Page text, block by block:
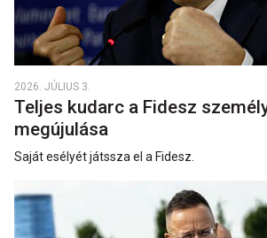
2026. JÚLIUS 3.
Teljes kudarc a Fidesz
megújulása
Saját esélyét játssza el a Fidesz.